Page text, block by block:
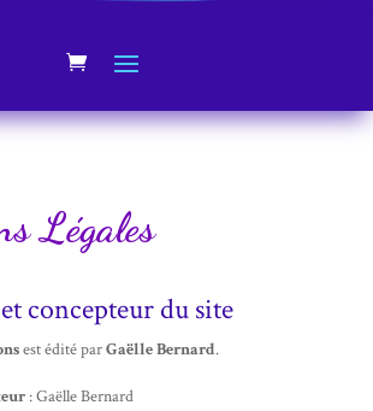
Légales
concepteur du site
est édité parGaëlle Bernard.
: Gaëlle Bernard